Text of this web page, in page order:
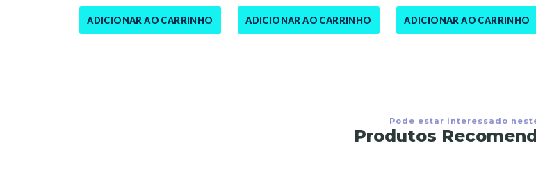
ADICIONAR AO CARRINHO ADICIONAR AO CARRINHO ADICIONAR AO CARRINHO
Pode estar interessado
Produtos